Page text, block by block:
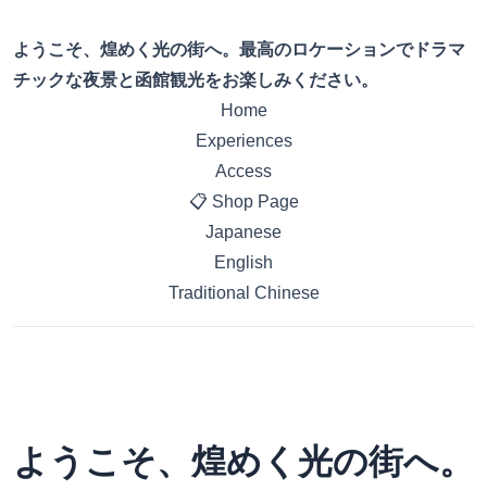
ようこそ、煌めく光の街へ。最高のロケーションでドラマ
チックな夜景と函館観光をお楽しみください。
Home
Experiences
Access
📋 Shop Page
Japanese
English
Traditional Chinese
ようこそ、煌めく光の街へ。